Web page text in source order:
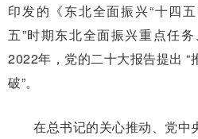
印发的《东北全面振兴“十四
五”时期东北全面振兴重点任务
2022年，党的二十大报告提出 “
破”。
在总书记的关心推动、党中